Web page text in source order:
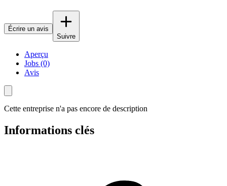
Écrire un avis
Suivre
Aperçu
Jobs (0)
Avis
Cette entreprise n'a pas encore de description
Informations clés